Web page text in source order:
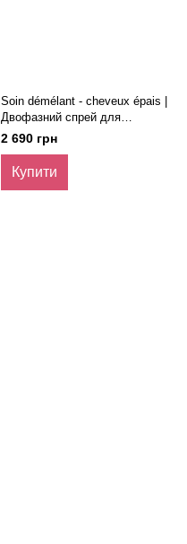
Soin démélant - cheveux épais |
Двофазний спрей для
розплутування густого
волосся, 200 мл
2 690 грн
Купити